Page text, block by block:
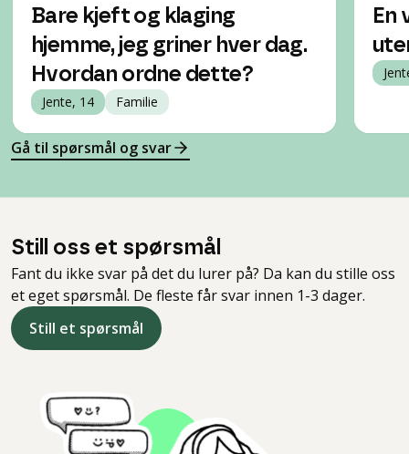
Bare kjeft og klaging
hjemme, jeg griner hver dag.
Hvordan ordne dette?
Jente, 14 Familie
En
Gå til spørsmål og svar
Still oss et spørsmål
Fant du ikke svar på det du lurer på? Da kan du stille oss
et eget spørsmål. De fleste får svar innen 1-3 dager.
Still et spørsmål